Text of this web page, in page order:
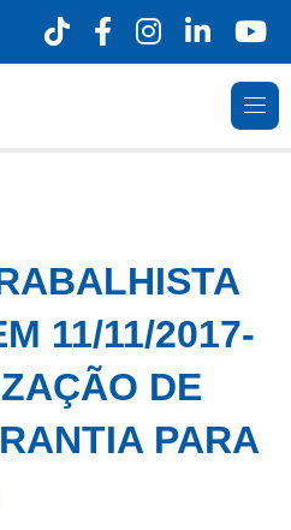
11/11/2017-
DE
PARA